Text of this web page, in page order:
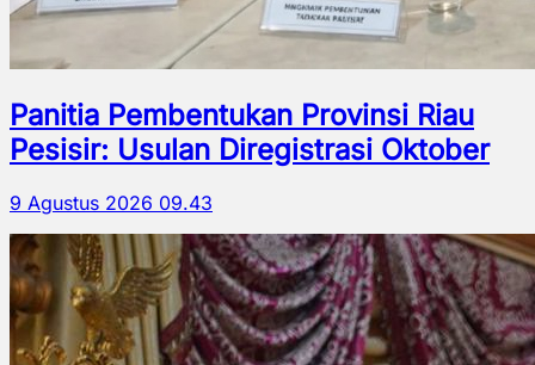
Panitia Pembentukan Provinsi Riau
Pesisir: Usulan Diregistrasi Oktober
9 Agustus 2026 09.43